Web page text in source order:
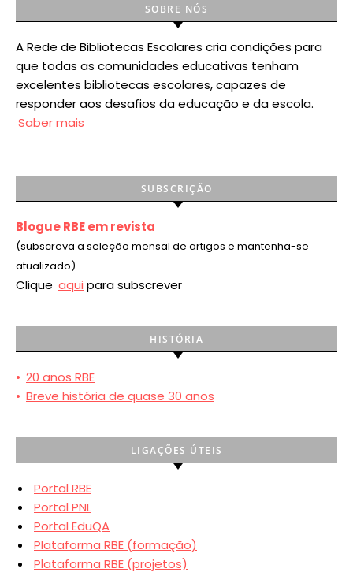
SOBRE NÓS
A Rede de Bibliotecas Escolares cria condições para
que todas as comunidades educativas tenham
excelentes bibliotecas escolares, capazes de
responder aos desafios da educação e da escola.
Saber mais
SUBSCRIÇÃO
Blogue RBE em revista
(subscreva a seleção mensal de artigos e mantenha-se
atualizado)
Clique aqui para subscrever
HISTÓRIA
• 20 anos RBE
• Breve história de quase 30 anos
LIGAÇÕES ÚTEIS
Portal RBE
Portal PNL
Portal EduQA
Plataforma RBE (formação)
Plataforma RBE (projetos)